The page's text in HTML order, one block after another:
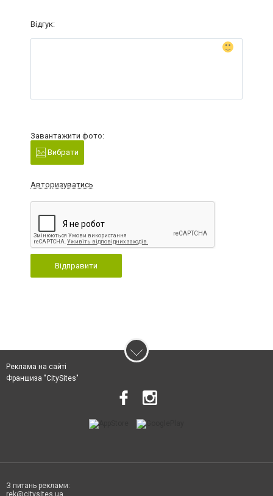
Відгук:
Завантажити фото:
Вибрати
Авторизуватись
Відправити
Реклама на сайті
Франшиза "CitySites"
З питань реклами:
rek@citysites.ua